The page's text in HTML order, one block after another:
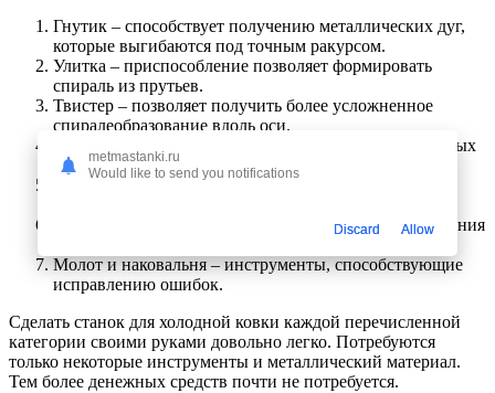
Гнутик – способствует получению металлических дуг,
которые выгибаются под точным ракурсом.
Улитка – приспособление позволяет формировать
спираль из прутьев.
Твистер – позволяет получить более усложненное
спиралеобразование вдоль оси.
Кольцо – гибочный механизм для изготовки кольцевых
и овальных форм.
Волна – установка предназначается для загибания
Пресс – позволяет осуществить процесс расплющивания
Молот и наковальня – инструменты, способствующие
исправлению ошибок.
Сделать станок для холодной ковки каждой перечисленной
категории своими руками довольно легко. Потребуются
только некоторые инструменты и металлический материал.
Тем более денежных средств почти не потребуется.
metmastanki.ru
Would like to send you notifications
Discard Allow